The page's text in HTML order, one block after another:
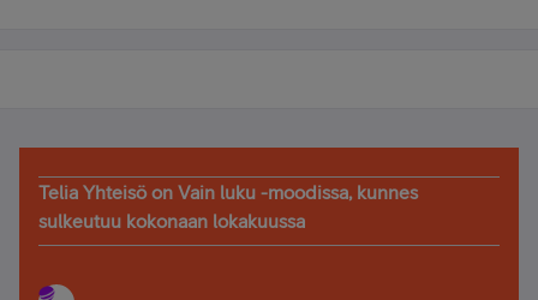
Telia Yhteisö on Vain luku -moodissa, kunnes
sulkeutuu kokonaan lokakuussa